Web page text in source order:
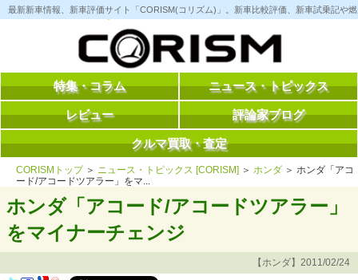
コ
ン
へ
最新新車情報、新車評価サイト「CORISM(コリズム)」。新車比較評価、新車試乗記や
特集・コラム ニュース・トピックス
レビュー 評論家ブログ
クルマ買取・査定
CORISMトップ＞ ニュース・トピックス [CORISM] ＞ ホンダ ＞ ホンダ「アコ
ード/アコードツアラー」をマ...
ホンダ「アコード/アコードツアラー」
をマイナーチェンジ
【ホンダ】2011/02/24